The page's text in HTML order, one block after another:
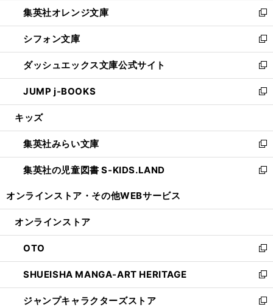
く
で
開
く
ド
ウ
で
開
く
い
ウ
ィ
ン
ド
ウ
で
開
集英社オレンジ文庫
新
し
い
ウ
ィ
ン
ド
ウ
開
く
シフォン文庫
新
し
い
ウ
ィ
ン
ウ
で
開
く
ダッシュエックス文庫公式サイト
新
し
い
ウ
ン
ド
ウ
で
JUMP j-BOOKS
新
し
ウ
ィ
ン
ド
開
キッズ
集英社みらい文庫
新
し
い
ン
ウ
で
開
く
集英社の児童図書 S-KIDS.LAND
新
ウ
ン
ド
ウ
で
開
く
オンラインストア・ その他WEBサービス
オンラインストア
OTO
新
し
い
ウ
ィ
SHUEISHA MANGA-ART HERITAGE
新
し
い
ジャンプキャラクターズストア
新